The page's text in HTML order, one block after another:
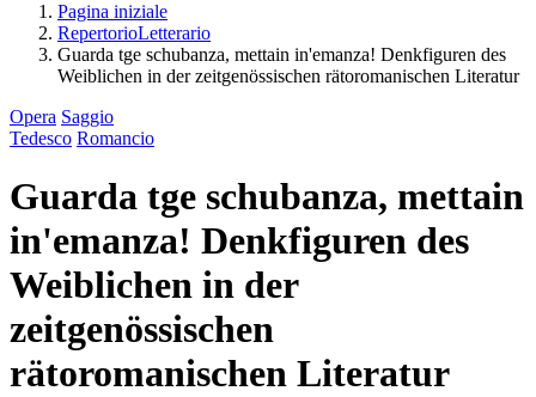
Pagina iniziale
RepertorioLetterario
Guarda tge schubanza, mettain in'emanza! Denkfiguren des
Weiblichen in der zeitgenössischen rätoromanischen Literatur
Opera Saggio
Tedesco Romancio
Guarda tge schubanza, mettain
in'emanza! Denkfiguren des
Weiblichen in der
zeitgenössischen
rätoromanischen Literatur